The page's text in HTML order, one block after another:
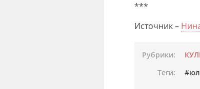
***
Источник –
Рубрики:
Теги: